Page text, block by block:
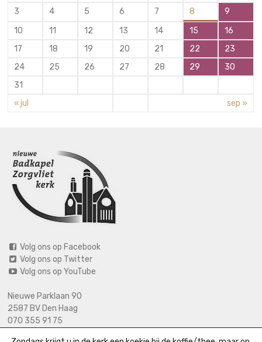
3
4 5 6 7 8
9
10
11 12 13 14 15
16
17
18 19 20 21 22
23
24
25 26 27 28 29
30
31
« jul
sep »
Volg ons op Facebook
Volg ons op Twitter
Volg ons op YouTube
Nieuwe Parklaan 90
2587 BV Den Haag
070 355 91 75
06 2125 2720 (bij calamiteiten)